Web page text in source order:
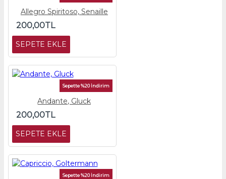
Allegro Spiritoso, Senaille
200,00TL
SEPETE EKLE
Sepette %20 İndirim
Andante, Gluck
200,00TL
SEPETE EKLE
Sepette %20 İndirim